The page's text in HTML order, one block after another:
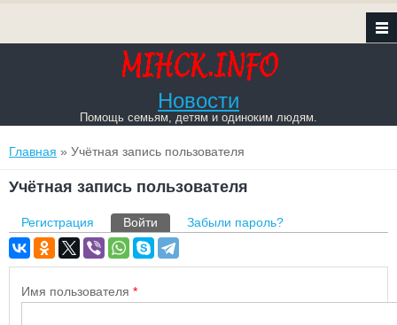
Новости
Помощь семьям, детям и одиноким людям.
Вы здесь
Главная » Учётная запись пользователя
Учётная запись пользователя
Главные вкладки
Регистрация Войти (активная вкладка)
Забыли пароль?
Имя пользователя *